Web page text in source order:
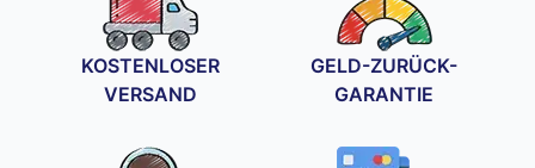
KOSTENLOSER
VERSAND
GELD-ZURÜCK-
GARANTIE